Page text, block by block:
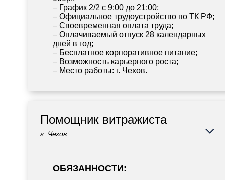
– График 2/2 с 9:00 до 21:00;
– Официальное трудоустройство по ТК РФ;
– Своевременная оплата труда;
– Оплачиваемый отпуск 28 календарных
дней в год;
– Бесплатное корпоративное питание;
– Возможность карьерного роста;
– Место работы: г. Чехов.
Помощник витражиста
г. Чехов
ОБЯЗАННОСТИ: